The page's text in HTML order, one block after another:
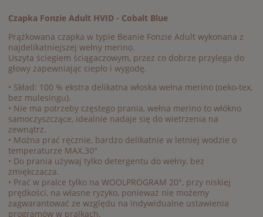
Czapka Fonzie Adult HVID - Cobalt Blue
Prążkowana czapka w typie Beanie Fonzie Adult wykonana z
najdelikatniejszej wełny merino.
Uszyta ściegiem ściągaczowym, przez co dobrze przylega do
głowy zapewniając ciepło i wygodę.
• Skład: 100 % ekstra delikatna włoska wełna merino (oeko-tex,
bez mulesingu).
• Nie ma potrzeby częstego prania, wełna merino to włókno
samoczyszczące, idealnie nadaje się do wietrzenia na
zewnątrz.
• Można prać ręcznie, bardzo delikatnie w letniej wodzie o
temperaturze MAX.30°
• Do prania używaj tylko detergentu do wełny, bez
zmiękczacza.
• Prać w pralce tylko na WOOLPROGRAM 20°, przy niskiej
prędkości, na własne ryzyko, ponieważ nie możemy
zagwarantować ze względu na indywidualne ustawienia
programów w pralkach.